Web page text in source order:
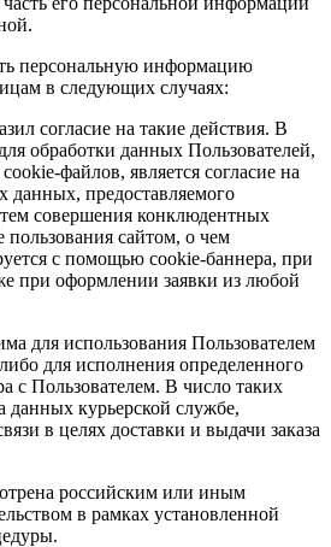
персональную информацию
в следующих случаях:
согласие на такие действия. В
обработки данных Пользователей,
файлов, является согласие на
данных, предоставляемого
совершения конклюдентных
сайтом, о чем
с помощью cookie-баннера, при
при оформлении заявки из любой
для использования Пользователем
для исполнения определенного
с Пользователем. В число таких
данных курьерской службе,
в целях доставки и выдачи заказа
российским или иным
в рамках установленной